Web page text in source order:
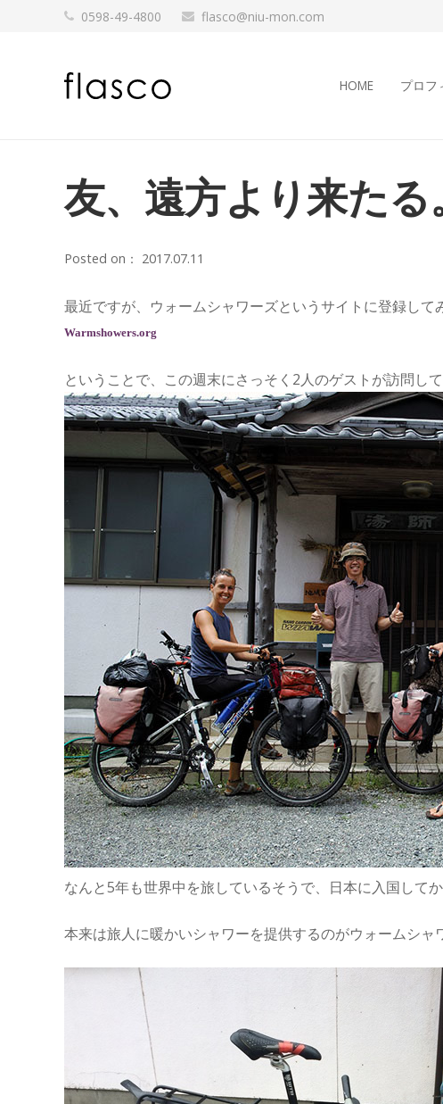
0598-49-4800 flasco@niu-mon.com
HOME プロフ
友、遠方より来たる
Posted on： 2017.07.11
最近ですが、ウォームシャワーズというサイトに登録して
Warmshowers.org
ということで、この週末にさっそく2人のゲストが訪問し
なんと5年も世界中を旅しているそうで、日本に入国してか
本来は旅人に暖かいシャワーを提供するのがウォームシャ